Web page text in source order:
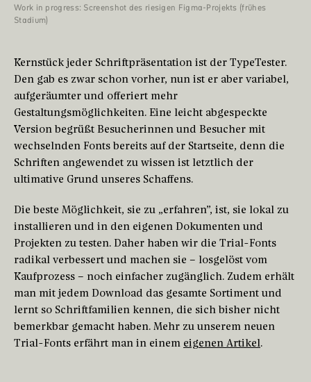
Work in progress: Screenshot des riesigen Figma-Projekts (frühes
Stadium)
Kernstück jeder Schriftpräsentation ist der TypeTester.
Den gab es zwar schon vorher, nun ist er aber variabel,
aufgeräumter und offeriert mehr
Gestaltungsmöglichkeiten. Eine leicht abgespeckte
Version begrüßt Besucherinnen und Besucher mit
wechselnden Fonts bereits auf der Startseite, denn die
Schriften angewendet zu wissen ist letztlich der
ultimative Grund unseres Schaffens.
Die beste Möglichkeit, sie zu „erfahren”, ist, sie lokal zu
installieren und in den eigenen Dokumenten und
Projekten zu testen. Daher haben wir die Trial-Fonts
radikal verbessert und machen sie – losgelöst vom
Kaufprozess – noch einfacher zugänglich. Zudem erhält
man mit jedem Download das gesamte Sortiment und
lernt so Schriftfamilien kennen, die sich bisher nicht
bemerkbar gemacht haben. Mehr zu unserem neuen
Trial-Fonts erfährt man in einem eigenen Artikel.